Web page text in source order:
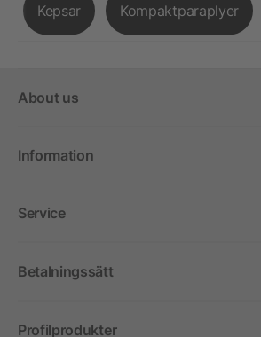
Kepsar Kompaktparaplyer
About us
Information
Service
Betalningssätt
Profilprodukter